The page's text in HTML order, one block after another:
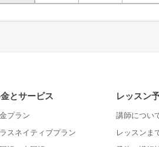
とサービス
プラン
スネイティブプラン
レッスン
講師につい
レッスンま